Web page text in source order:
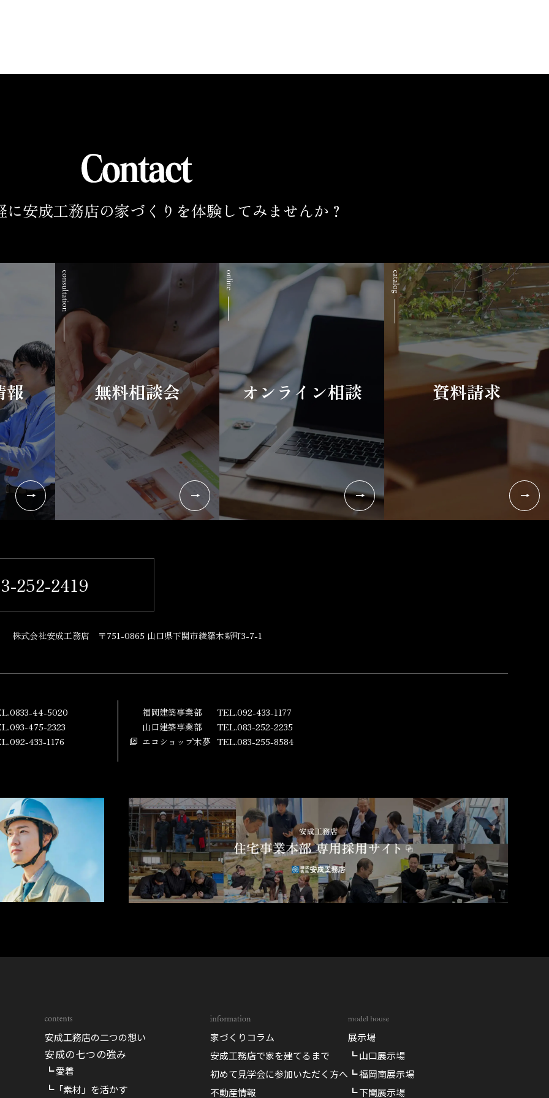
に安成工務店の家づくりを体験してみませんか？
報 無料相談会 オンライン相談 資料請求
252-2419
株式会社安成工務店 〒751-0865 山口県下関市綾羅木新町3-7-1
44-5020
475-2323
433-1176
福岡建築事業部
TEL.092-433-1177
山口建築事業部
TEL.083-252-2235
エコショップ木夢 TEL.083-255-8584
安成工務店の二つの想い
安成の七つの強み
┗ 愛着
┗「素材」を活かす
家づくりコラム
安成工務店で家を建てるまで
初めて見学会に参加いただく方へ
不動産情報
展示場
┗ 山口展示場
┗ 福岡南展示場
┗ 下関展示場